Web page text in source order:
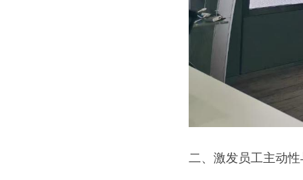
二、激发员工主动性